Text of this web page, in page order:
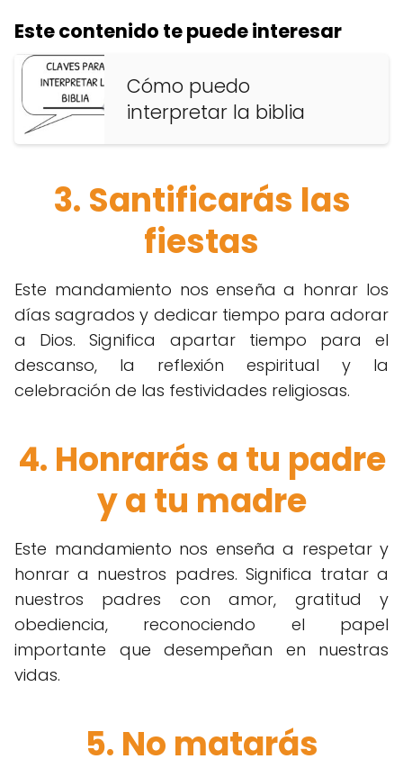
Este contenido te puede interesar
Cómo puedo
interpretar la biblia
3. Santificarás las
fiestas
Este mandamiento nos enseña a honrar los
días sagrados y dedicar tiempo para adorar
a Dios. Significa apartar tiempo para el
descanso, la reflexión espiritual y la
celebración de las festividades religiosas.
4. Honrarás a tu padre
y a tu madre
Este mandamiento nos enseña a respetar y
honrar a nuestros padres. Significa tratar a
nuestros padres con amor, gratitud y
obediencia, reconociendo el papel
importante que desempeñan en nuestras
vidas.
5. No matarás